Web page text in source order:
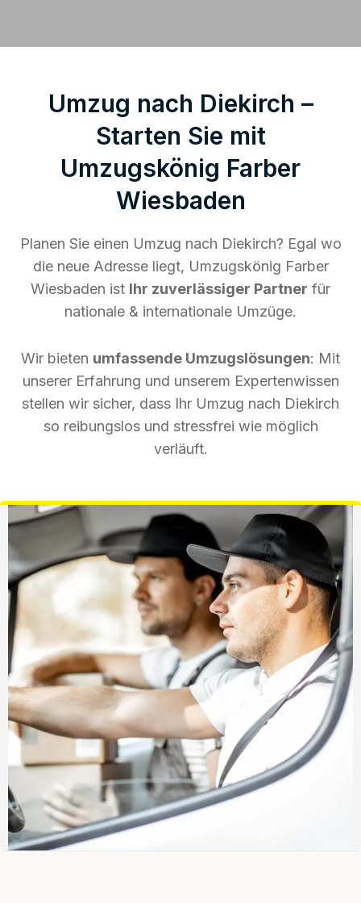
Umzug nach Diekirch –
Starten Sie mit
Umzugskönig Farber
Wiesbaden
Planen Sie einen Umzug nach Diekirch? Egal wo
die neue Adresse liegt, Umzugskönig Farber
Wiesbaden ist Ihr zuverlässiger Partner für
nationale & internationale Umzüge.
Wir bieten umfassende Umzugslösungen: Mit
unserer Erfahrung und unserem Expertenwissen
stellen wir sicher, dass Ihr Umzug nach Diekirch
so reibungslos und stressfrei wie möglich
verläuft.